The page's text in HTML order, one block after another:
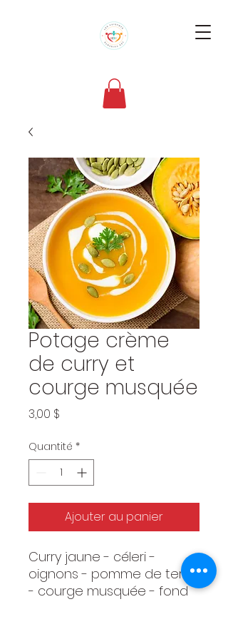
Potage crème
de curry et
courge musquée
3,00 $
Quantité *
Ajouter au panier
Curry jaune - céleri -
oignons - pomme de terre
- courge musquée - fond